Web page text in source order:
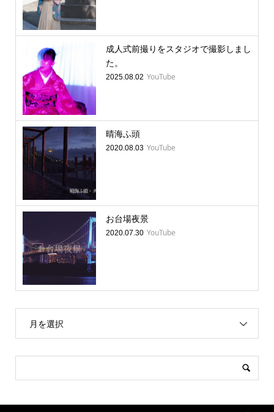
成人式前撮りをスタジオで撮影しまし
た。
2025.08.02 YouTube
晴海ふ頭
2020.08.03 YouTube
お台場夜景
2020.07.30 YouTube
月を選択